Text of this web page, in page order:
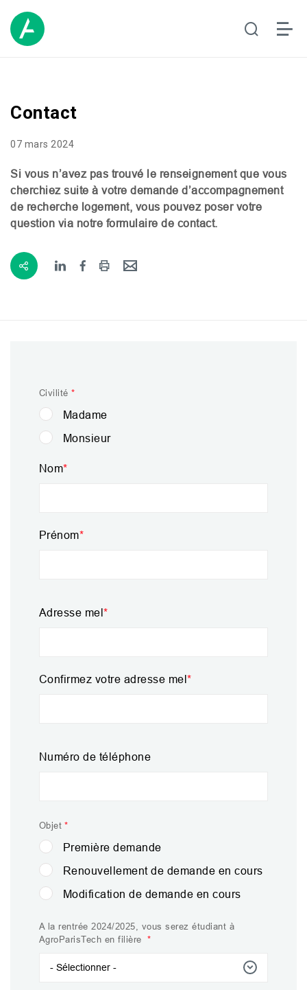
Contact
07 mars 2024
Si vous n’avez pas trouvé le renseignement que vous
cherchiez suite à votre demande d’accompagnement
de recherche logement, vous pouvez poser votre
question via notre formulaire de contact.
Civilité
Madame
Monsieur
Nom
Prénom
Adresse
Adresse mel
Confirmez votre adresse mel
Numéro de téléphone
Objet
Première demande
Renouvellement de demande en cours
Modification de demande en cours
A la rentrée 2024/2025, vous serez étudiant à
AgroParisTech en filière
A la rentrée
- Sélectionner -